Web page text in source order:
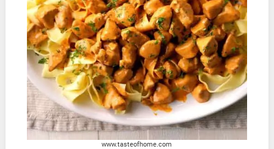
www.tasteofhome.com